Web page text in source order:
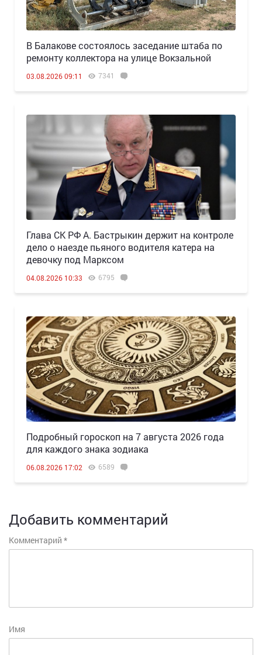
В Балакове состоялось заседание штаба по
ремонту коллектора на улице Вокзальной
03.08.2026 09:11 7341
Глава СК РФ А. Бастрыкин держит на контроле
дело о наезде пьяного водителя катера на
девочку под Марксом
04.08.2026 10:33 6795
Подробный гороскоп на 7 августа 2026 года
для каждого знака зодиака
06.08.2026 17:02 6589
Добавить комментарий
Комментарий *
Имя